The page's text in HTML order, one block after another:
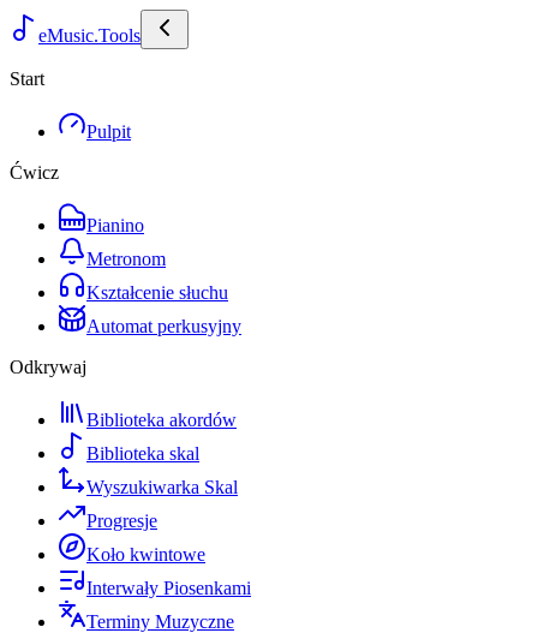
eMusic.Tools
Start
Pulpit
Ćwicz
Pianino
Metronom
Kształcenie słuchu
Automat perkusyjny
Odkrywaj
Biblioteka akordów
Biblioteka skal
Wyszukiwarka Skal
Progresje
Koło kwintowe
Interwały Piosenkami
Terminy Muzyczne